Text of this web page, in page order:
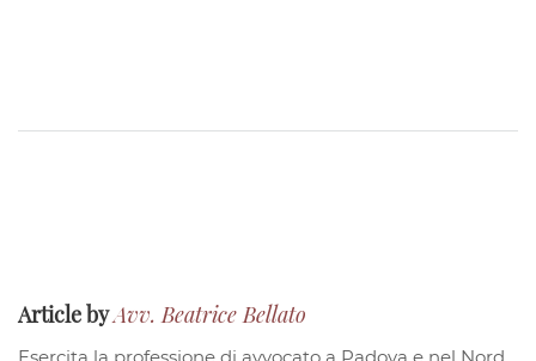
Article byAvv. Beatrice Bellato